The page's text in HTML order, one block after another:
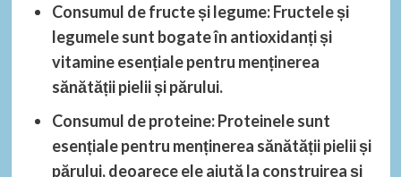
Consumul de fructe și legume: Fructele și
legumele sunt bogate în antioxidanți și
vitamine esențiale pentru menținerea
sănătății pielii și părului.
Consumul de proteine: Proteinele sunt
esențiale pentru menținerea sănătății pielii și
părului, deoarece ele ajută la construirea și